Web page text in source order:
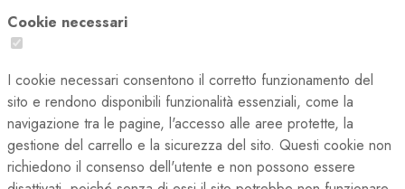
Cookie necessari
I cookie necessari consentono il corretto funzionamento del
sito e rendono disponibili funzionalità essenziali, come la
navigazione tra le pagine, l'accesso alle aree protette, la
gestione del carrello e la sicurezza del sito. Questi cookie non
richiedono il consenso dell'utente e non possono essere